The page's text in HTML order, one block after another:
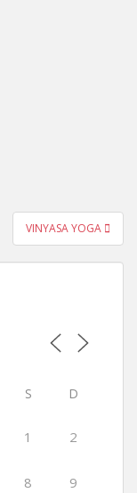
VINYASA YOGA
S D
1 2
8 9